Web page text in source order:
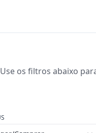
os filtros abaixo